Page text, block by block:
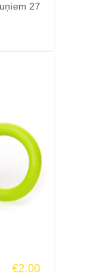
27
€2.00